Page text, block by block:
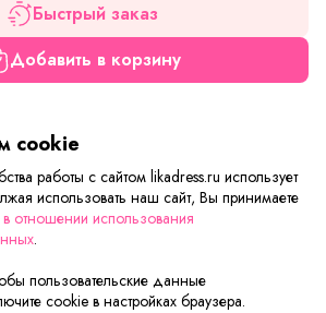
Быстрый заказ
Добавить в корзину
«Быстрый заказ».
через короткое время вам
Он уточнит все условия заказа,
а также подскажет о вариантах
cookie
работы с сайтом likadress.ru использует
использовать наш сайт, Вы принимаете
отношении использования
.
пользовательские данные
cookie в настройках браузера.